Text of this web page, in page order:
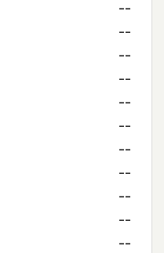
--
--
--
--
--
--
--
--
--
--
--